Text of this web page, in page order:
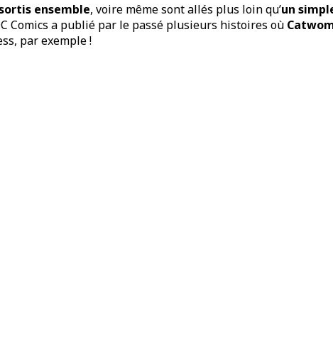
ensemble, voire même sont allés plus loin qu’un
Comics a publié par le passé plusieurs histoires où
par exemple !